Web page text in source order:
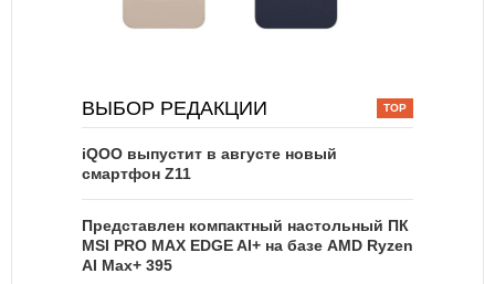
ВЫБОР РЕДАКЦИИ
iQOO выпустит в августе новый
смартфон Z11
Представлен компактный настольный ПК
MSI PRO MAX EDGE AI+ на базе AMD Ryzen
AI Max+ 395